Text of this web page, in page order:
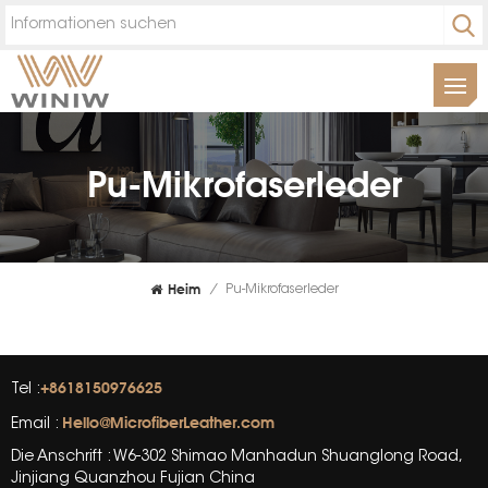
Pu-Mikrofaserleder
Heim / Pu-Mikrofaserleder
Tel :+8618150976625
Email : Hello@MicrofiberLeather.com
Die Anschrift : W6-302 Shimao Manhadun Shuanglong Road,
Jinjiang Quanzhou Fujian China